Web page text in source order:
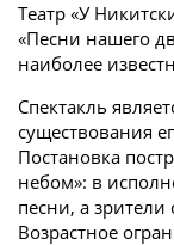
Театр «У
«Песни нашего
наиболее
Спектакль
существования
Постановка
небом»: в
песни, а зрители
Возрастное